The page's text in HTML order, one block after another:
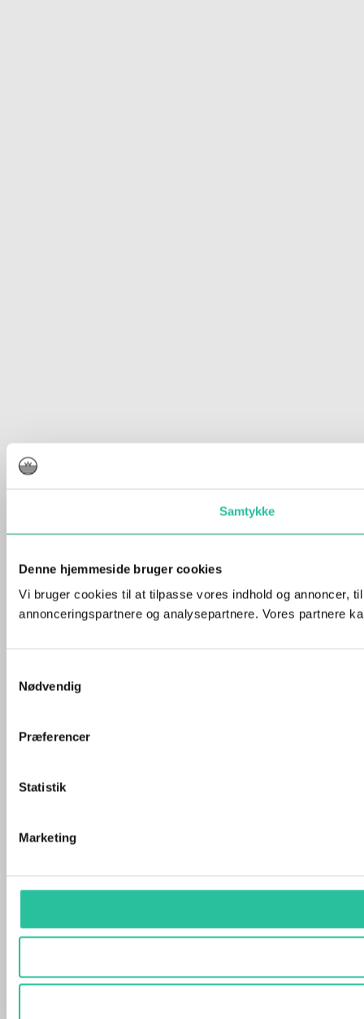
Samtykke
Denne hjemmeside bruger cookies
Vi bruger cookies til at tilpasse vores indhold og annoncer,
annonceringspartnere og analysepartnere. Vores partnere
Nødvendig
Præferencer
Statistik
Marketing